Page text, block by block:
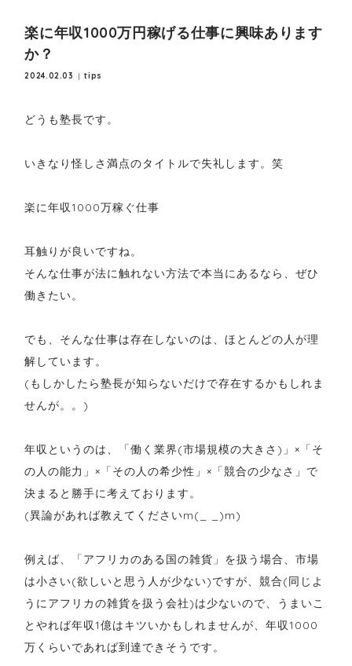
楽に年収1000万円稼げる仕事に興味あります
か？
2024.02.03 tips
どうも塾長です。
いきなり怪しさ満点のタイトルで失礼します。笑
楽に年収1000万稼ぐ仕事
耳触りが良いですね。
そんな仕事が法に触れない方法で本当にあるなら、ぜひ
働きたい。
でも、そんな仕事は存在しないのは、ほとんどの人が理
解しています。
(もしかしたら塾長が知らないだけで存在するかもしれま
せんが。。)
年収というのは、「働く業界(市場規模の大きさ)」×「そ
の人の能力」×「その人の希少性」×「競合の少なさ」で
決まると勝手に考えております。
(異論があれば教えてくださいm(_ _)m)
例えば、「アフリカのある国の雑貨」を扱う場合、市場
は小さい(欲しいと思う人が少ない)ですが、競合(同じよ
うにアフリカの雑貨を扱う会社)は少ないので、うまいこ
とやれば年収1億はキツいかもしれませんが、年収1000
万くらいであれば到達できそうです。